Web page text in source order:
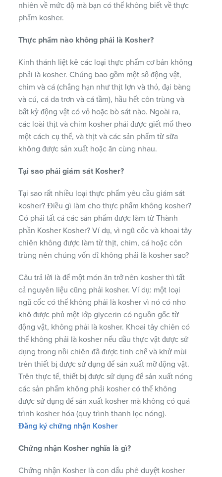
nhiên về mức độ mà bạn có thể không biết về thực
phẩm kosher.
Thực phẩm nào không phải là Kosher?
Kinh thánh liệt kê các loại thực phẩm cơ bản không
phải là kosher. Chúng bao gồm một số động vật,
chim và cá (chẳng hạn như thịt lợn và thỏ, đại bàng
và cú, cá da trơn và cá tầm), hầu hết côn trùng và
bất kỳ động vật có vỏ hoặc bò sát nào. Ngoài ra,
các loài thịt và chim kosher phải được giết mổ theo
một cách cụ thể, và thịt và các sản phẩm từ sữa
không được sản xuất hoặc ăn cùng nhau.
Tại sao phải giám sát Kosher?
Tại sao rất nhiều loại thực phẩm yêu cầu giám sát
kosher? Điều gì làm cho thực phẩm không kosher?
Có phải tất cả các sản phẩm được làm từ Thành
phần Kosher Kosher? Ví dụ, vì ngũ cốc và khoai tây
chiên không được làm từ thịt, chim, cá hoặc côn
trùng nên chúng vốn dĩ không phải là kosher sao?
Câu trả lời là để một món ăn trở nên kosher thì tất
cả nguyên liệu cũng phải kosher. Ví dụ: một loại
ngũ cốc có thể không phải là kosher vì nó có nho
khô được phủ một lớp glycerin có nguồn gốc từ
động vật, không phải là kosher. Khoai tây chiên có
thể không phải là kosher nếu dầu thực vật được sử
dụng trong nồi chiên đã được tinh chế và khử mùi
trên thiết bị được sử dụng để sản xuất mỡ động vật.
Trên thực tế, thiết bị được sử dụng để sản xuất nóng
các sản phẩm không phải kosher có thể không
được sử dụng để sản xuất kosher mà không có quá
trình kosher hóa (quy trình thanh lọc nóng).
Đăng ký chứng nhận Kosher
Chứng nhận Kosher nghĩa là gì?
Chứng nhận Kosher là con dấu phê duyệt kosher